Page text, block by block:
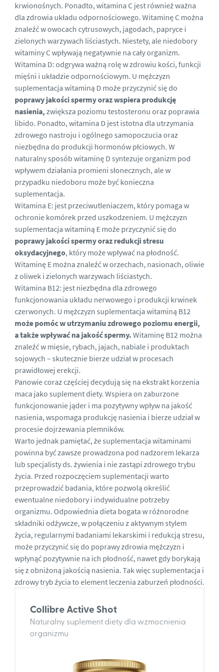
krwionośnych. Ponadto, witamina C jest również ważna
dla zdrowia układu odpornościowego. Witaminę C można
znaleźć w owocach cytrusowych, jagodach, papryce i
zielonych warzywach liściastych. Niestety, ale niedobory
witaminy C wpływają negatywnie na cały organizm.
Witamina D: odgrywa ważną rolę w zdrowiu kości, funkcji
mięśni i układzie odpornościowym. U mężczyzn
suplementacja witaminą D może przyczynić się do
poprawy jakości spermy oraz wspiera produkcję
nasienia, zwiększa poziomu testosteronu oraz poprawia
libido. Ponadto, witamina D jest istotna dla utrzymania
zdrowego nastroju i ogólnego samopoczucia oraz
niezbędna do produkcji hormonów płciowych. W
naturalny sposób witaminę D syntezuje organizm pod
wpływem działania promieni słonecznych, ale w
przypadku niedoboru może być konieczna
suplementacja.
Witamina E: jest przeciwutleniaczem, który pomaga w
ochronie komórek przed uszkodzeniem. U mężczyzn
suplementacja witaminą E może przyczynić się do
poprawy jakości spermy oraz redukcji stresu
oksydacyjnego, który może wpływać na płodność.
Witaminę E można znaleźć w orzechach, nasionach, oliwie
z oliwek i zielonych warzywach liściastych.
Witamina B12: jest niezbędna dla zdrowego
funkcjonowania układu nerwowego i produkcji krwinek
czerwonych. U mężczyzn suplementacja witaminą B12
może pomóc w utrzymaniu zdrowego poziomu energii,
a także wpływać na jakość spermy. Witaminę B12 można
znaleźć w mięsie, rybach, jajach, nabiale i produktach
sojowych – skutecznie bierze udział w procesach
prawidłowej erekcji.
Panowie coraz częściej decydują się na ekstrakt korzenia
maca jako suplement diety. Wspiera on zaburzone
funkcjonowanie jąder i ma pozytywny wpływ na jakość
nasienia, wspomaga produkcję nasienia i bierze udział w
procesie dojrzewania plemników.
Warto jednak pamiętać, że suplementacja witaminami
powinna być zawsze prowadzona pod nadzorem lekarza
lub specjalisty ds. żywienia i nie zastąpi zdrowego trybu
życia. Przed rozpoczęciem suplementacji warto
przeprowadzić badania, które pozwolą określić
ewentualne niedobory i indywidualne potrzeby
organizmu. Odpowiednia dieta bogata w różnorodne
składniki odżywcze, w połączeniu z aktywnym stylem
życia, regularnymi badaniami lekarskimi i redukcją stresu,
może przyczynić się do poprawy zdrowia mężczyzn i
wpłynąć pozytywnie na ich płodność, nawet gdy borykają
się z obniżoną jakością nasienia. Tak więc suplementacja i
zdrowy tryb życia to element leczenia zaburzeń płodności.
Collibre Active Shot
Naturalny suplement diety dla wzmocnienia
organizmu